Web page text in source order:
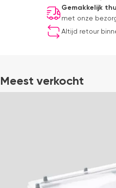
Gemakkelijk
met onze
Altijd retour
Meest verkocht